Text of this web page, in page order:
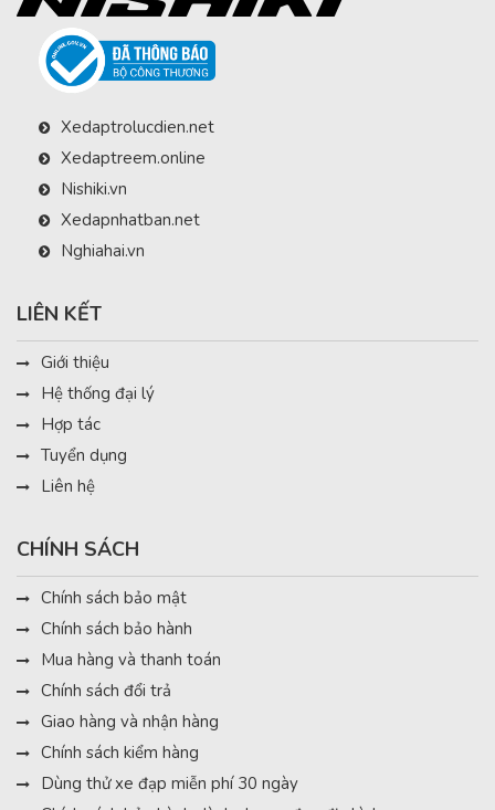
Xedaptrolucdien.net
Xedaptreem.online
Nishiki.vn
Xedapnhatban.net
Nghiahai.vn
LIÊN KẾT
Giới thiệu
Hệ thống đại lý
Hợp tác
Tuyển dụng
Liên hệ
CHÍNH SÁCH
Chính sách bảo mật
Chính sách bảo hành
Mua hàng và thanh toán
Chính sách đổi trả
Giao hàng và nhận hàng
Chính sách kiểm hàng
Dùng thử xe đạp miễn phí 30 ngày